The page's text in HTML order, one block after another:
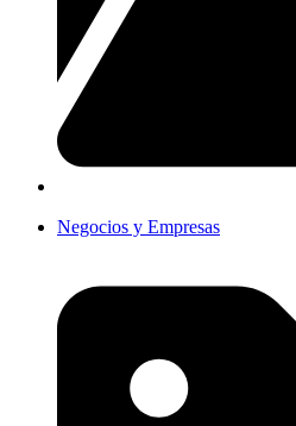
Negocios y Empresas